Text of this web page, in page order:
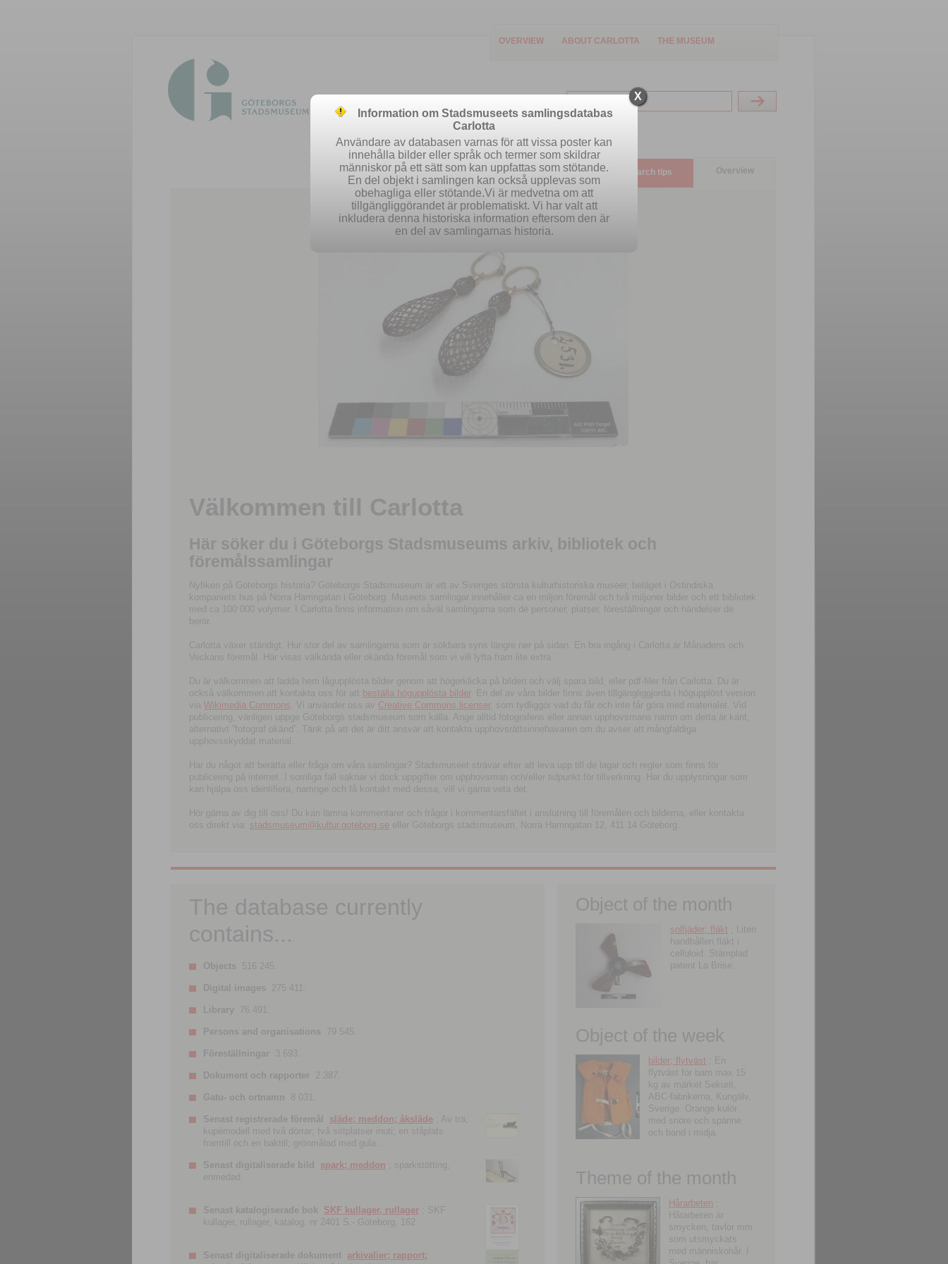
OVERVIEW ABOUT CARLOTTA THE MUSEUM
Easy search Advanced search Search tips Overview
Välkommen till Carlotta
Här söker du i Göteborgs Stadsmuseums arkiv, bibliotek och
föremålssamlingar
Nyfiken på Göteborgs historia? Göteborgs Stadsmuseum är ett av Sveriges största kulturhistoriska museer, beläget i Ostindiska
kompaniets hus på Norra Hamngatan i Göteborg. Museets samlingar innehåller ca en miljon föremål och två miljoner bilder och ett bibliotek
med ca 100 000 volymer. I Carlotta finns information om såväl samlingarna som de personer, platser, föreställningar och händelser de
berör.
Carlotta växer ständigt. Hur stor del av samlingarna som är sökbara syns längre ner på sidan. En bra ingång i Carlotta är Månadens och
Veckans föremål. Här visas välkända eller okända föremål som vi vill lyfta fram lite extra.
Du är välkommen att ladda hem lågupplösta bilder genom att högerklicka på bilden och välj spara bild, eller pdf-filer från Carlotta. Du är
också välkommen att kontakta oss för att beställa högupplösta bilder. En del av våra bilder finns även tillgängliggjorda i högupplöst version
via Wikimedia Commons . Vi använder oss av Creative Commons licenser, som tydliggör vad du får och inte får göra med materialet. Vid
publicering, vänligen uppge Göteborgs stadsmuseum som källa. Ange alltid fotografens eller annan upphovsmans namn om detta är känt,
alternativt ”fotograf okänd”. Tänk på att det är ditt ansvar att kontakta upphovsrättsinnehavaren om du avser att mångfaldiga
upphovsskyddat material.
Har du något att berätta eller fråga om våra samlingar? Stadsmuseet strävar efter att leva upp till de lagar och regler som finns för
publicering på internet. I somliga fall saknar vi dock uppgifter om upphovsman och/eller tidpunkt för tillverkning. Har du upplysningar som
kan hjälpa oss identifiera, namnge och få kontakt med dessa, vill vi gärna veta det.
Hör gärna av dig till oss! Du kan lämna kommentarer och frågor i kommentarsfältet i anslutning till föremålen och bilderna, eller kontakta
oss direkt via: stadsmuseum@kultur.goteborg.se eller Göteborgs stadsmuseum, Norra Hamngatan 12, 411 14 Göteborg.
The database currently
contains...
Objects 516 245.
Digital images 275 411.
Library 76 491.
Persons and organisations 79 545.
Föreställningar 3 693.
Dokument och rapporter 2 387.
Gatu- och ortnamn 8 031.
Senast registrerade föremål släde; meddon; åksläde ; Av trä;
kupémodell med två dörrar; två sittplatser inuti; en ståplats
framtill och en baktill; grönmålad med gula ...
Senast digitaliserade bild spark; meddon ; sparkstötting,
enmedad
Senast katalogiserade bok SKF kullager, rullager ; SKF
kullager, rullager, katalog. nr 2401 S.- Göteborg, 162
Senast digitaliserade dokument arkivalier; rapport;
Object of the month
solfjäder; fläkt ; Liten
handhållen fläkt i
celluloid. Stämplad
patent La Brise.
Object of the week
bilder; flytväst ; En
flytväst för barn max 15
kg av märket Sekurit,
ABC-fabrikerna, Kungälv,
Sverige. Orange kulör
med snöre och spänne
och band i midja.
Theme of the month
Hårarbeten
Hårarbeten är
smycken, tavlor mm
som utsmyckats
med människohår. I
X
Information om Stadsmuseets samlingsdatabas
Carlotta
Användare av databasen varnas för att vissa poster kan
innehålla bilder eller språk och termer som skildrar
människor på ett sätt som kan uppfattas som stötande.
En del objekt i samlingen kan också upplevas som
obehagliga eller stötande.Vi är medvetna om att
tillgängliggörandet är problematiskt. Vi har valt att
inkludera denna historiska information eftersom den är
en del av samlingarnas historia.